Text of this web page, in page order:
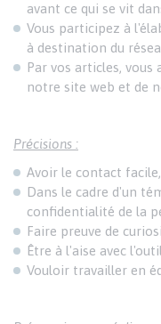
avant ce qui se vit
Vous participez à
à destination du
Par vos articles,
notre site web et de
Précisions :
Avoir le contact
Dans le cadre d'un
confidentialité de la
Faire preuve de
Être à l'aise avec
Vouloir travailler en